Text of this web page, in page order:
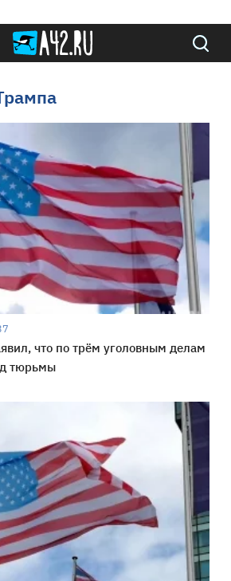
что по трём уголовным делам
тюрьмы